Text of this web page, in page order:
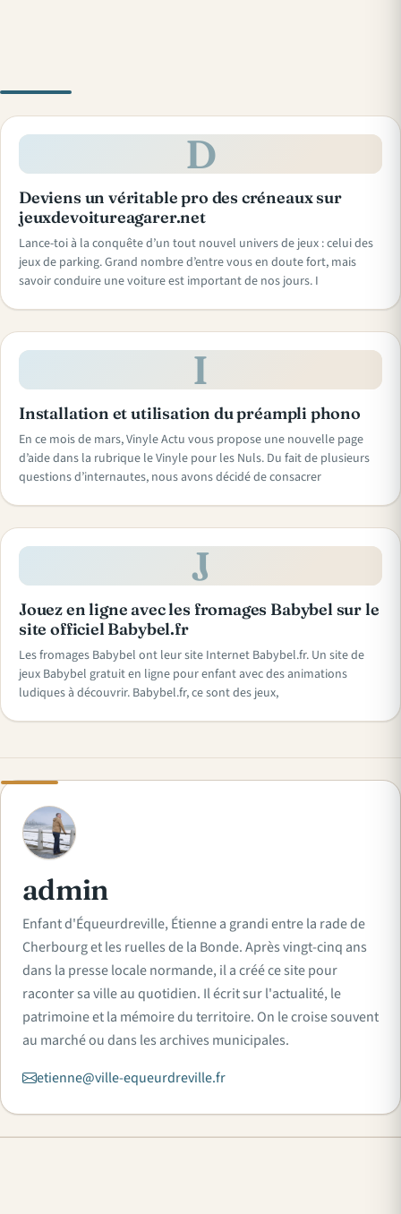
D
Deviens un véritable pro des créneaux sur
jeuxdevoitureagarer.net
Lance-toi à la conquête d’un tout nouvel univers de jeux : celui des
jeux de parking. Grand nombre d’entre vous en doute fort, mais
savoir conduire une voiture est important de nos jours. I
I
Installation et utilisation du préampli phono
En ce mois de mars, Vinyle Actu vous propose une nouvelle page
d’aide dans la rubrique le Vinyle pour les Nuls. Du fait de plusieurs
questions d’internautes, nous avons décidé de consacrer
J
Jouez en ligne avec les fromages Babybel sur le
site officiel Babybel.fr
Les fromages Babybel ont leur site Internet Babybel.fr. Un site de
jeux Babybel gratuit en ligne pour enfant avec des animations
ludiques à découvrir. Babybel.fr, ce sont des jeux,
A
admin
Enfant d'Équeurdreville, Étienne a grandi entre la rade de
Cherbourg et les ruelles de la Bonde. Après vingt-cinq ans
dans la presse locale normande, il a créé ce site pour
raconter sa ville au quotidien. Il écrit sur l'actualité, le
patrimoine et la mémoire du territoire. On le croise souvent
au marché ou dans les archives municipales.
etienne@ville-equeurdreville.fr